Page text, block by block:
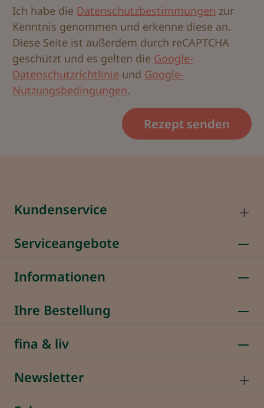
Ich habe die Datenschutzbestimmungen zur
Kenntnis genommen und erkenne diese an.
Diese Seite ist außerdem durch reCAPTCHA
geschützt und es gelten die Google-
Datenschutzrichtlinie und Google-
Nutzungsbedingungen.
Rezept senden
Kundenservice
Serviceangebote
Informationen
Ihre Bestellung
fina & liv
Newsletter